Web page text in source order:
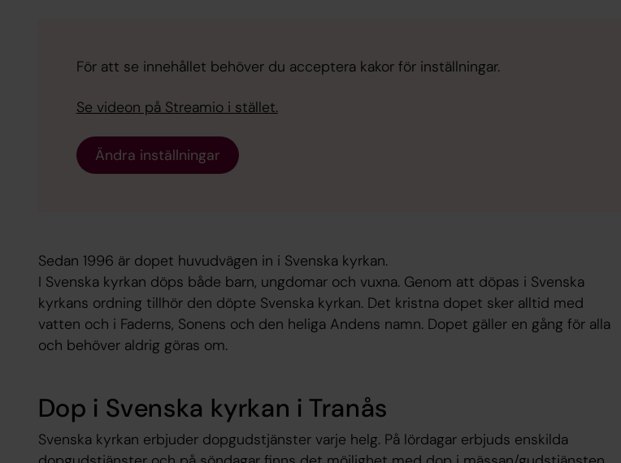
För att se innehållet behöver du acceptera kakor för inställningar.
Se videon på Streamio i stället.
Ändra inställningar
Sedan 1996 är dopet huvudvägen in i Svenska kyrkan.
I Svenska kyrkan döps både barn, ungdomar och vuxna. Genom att döpas i Svenska
kyrkans ordning tillhör den döpte Svenska kyrkan. Det kristna dopet sker alltid med
vatten och i Faderns, Sonens och den heliga Andens namn. Dopet gäller en gång för alla
och behöver aldrig göras om.
Dop i Svenska kyrkan i Tranås
Svenska kyrkan erbjuder dopgudstjänster varje helg. På lördagar erbjuds enskilda